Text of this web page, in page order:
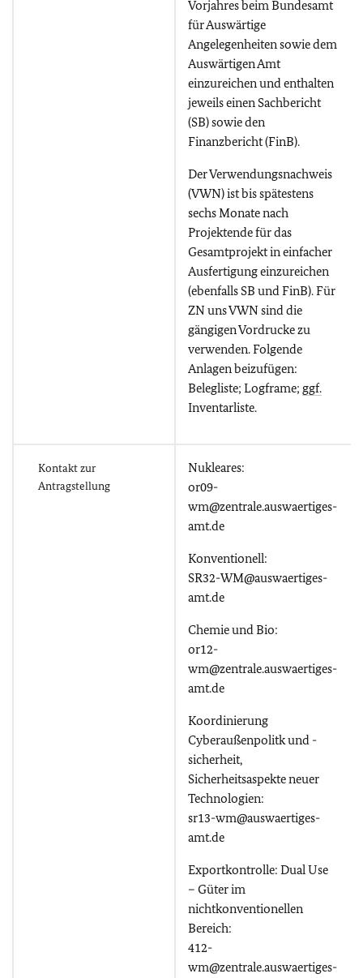
Vorjahres beim Bundesamt
für Auswärtige
Angelegenheiten sowie dem
Auswärtigen Amt
einzureichen und enthalten
jeweils einen Sachbericht
(SB) sowie den
Finanzbericht (FinB).
Der Verwendungsnachweis
(VWN) ist bis spätestens
sechs Monate nach
Projektende für das
Gesamtprojekt in einfacher
Ausfertigung einzureichen
(ebenfalls SB und FinB). Für
ZN uns VWN sind die
gängigen Vordrucke zu
verwenden. Folgende
Anlagen beizufügen:
Belegliste; Logframe; ggf.
Inventarliste.
Kontakt zur
Antragstellung
Nukleares:
or09-
wm@zentrale.auswaertiges-
amt.de
Konventionell:
SR32-WM@auswaertiges-
amt.de
Chemie und Bio:
or12-
wm@zentrale.auswaertiges-
amt.de
Koordinierung
Cyberaußenpolitk und -
sicherheit,
Sicherheitsaspekte neuer
Technologien:
sr13-wm@auswaertiges-
amt.de
Exportkontrolle: Dual Use
– Güter im
nichtkonventionellen
Bereich:
412-
wm@zentrale.auswaertiges-